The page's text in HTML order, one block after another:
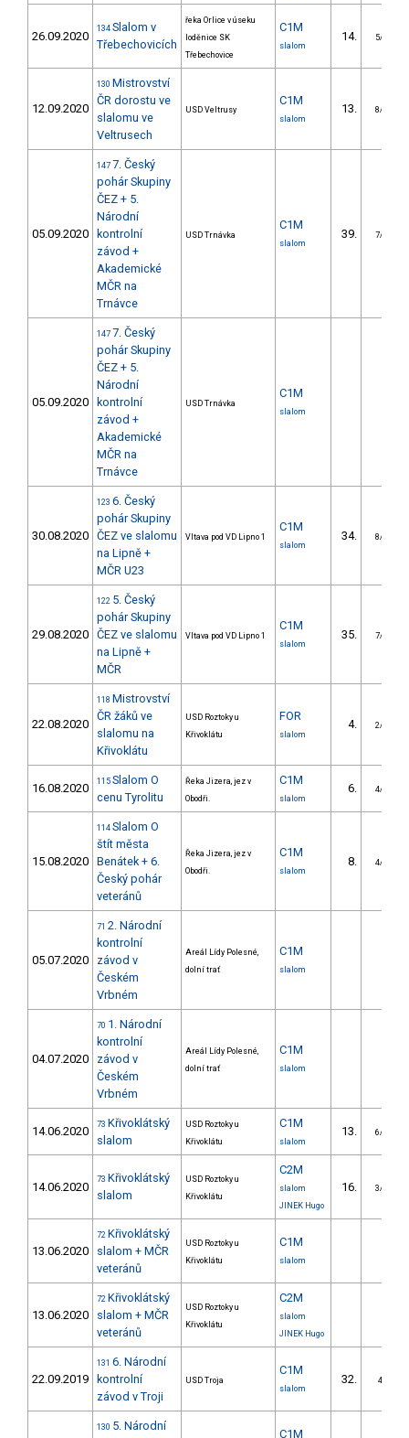
26.09.2020
134 Slalom v
Třebechovicích
řeka Orlice v úseku
loděnice SK
Třebechovice
C1M
slalom
14. 5/DM
12.09.2020
130 Mistrovství
ČR dorostu ve
slalomu ve
Veltrusech
USD Veltrusy
C1M
slalom
13. 8/DM
05.09.2020
147 7. Český
pohár Skupiny
ČEZ + 5.
Národní
kontrolní
závod +
Akademické
MČR na
Trnávce
USD Trnávka
C1M
slalom
39. 7/DM
05.09.2020
147 7. Český
pohár Skupiny
ČEZ + 5.
Národní
kontrolní
závod +
Akademické
MČR na
Trnávce
USD Trnávka
C1M
slalom
30.08.2020
123 6. Český
pohár Skupiny
ČEZ ve slalomu
na Lipně +
MČR U23
Vltava pod VD Lipno 1
C1M
slalom
34. 8/DM
29.08.2020
122 5. Český
pohár Skupiny
ČEZ ve slalomu
na Lipně +
MČR
Vltava pod VD Lipno 1
C1M
slalom
35. 7/DM
22.08.2020
118 Mistrovství
ČR žáků ve
slalomu na
Křivoklátu
USD Roztoky u
Křivoklátu
FOR
slalom
4. 2/DM
16.08.2020 115 Slalom O
cenu Tyrolitu
Řeka Jizera, jez v
Obodři.
C1M
slalom
6. 4/DM
15.08.2020
114 Slalom O
štít města
Benátek + 6.
Český pohár
veteránů
Řeka Jizera, jez v
Obodři.
C1M
slalom
8. 4/DM
05.07.2020
71 2. Národní
kontrolní
závod v
Českém
Vrbném
Areál Lídy Polesné,
dolní trať
C1M
slalom
04.07.2020
70 1. Národní
kontrolní
závod v
Českém
Vrbném
Areál Lídy Polesné,
dolní trať
C1M
slalom
14.06.2020 73 Křivoklátský
slalom
USD Roztoky u
Křivoklátu
C1M
slalom
13. 6/DM
14.06.2020
73 Křivoklátský
slalom
USD Roztoky u
Křivoklátu
C2M
slalom
JINEK Hugo
16. 3/DM
13.06.2020
72 Křivoklátský
slalom + MČR
veteránů
USD Roztoky u
Křivoklátu
C1M
slalom
13.06.2020
72 Křivoklátský
slalom + MČR
veteránů
USD Roztoky u
Křivoklátu
C2M
slalom
JINEK Hugo
22.09.2019
131 6. Národní
kontrolní
závod v Troji
USD Troja
C1M
slalom
32. 4/ZS
130 5. Národní
C1M